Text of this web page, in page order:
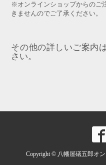
※オンラインショップからのご
きませんのでご了承ください。
その他の詳しいご案内
さい。
Copyright © 八幡屋礒五郎オ